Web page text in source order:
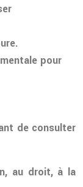
pour
de consulter
au droit, à la